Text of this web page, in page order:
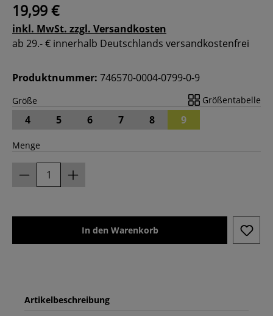
19,99 €
inkl. MwSt. zzgl. Versandkosten
ab 29.- € innerhalb Deutschlands versandkostenfrei
Produktnummer: 746570-0004-0799-0-9
Größe Größentabelle
4 5 6 7 8 9
Menge
In den Warenkorb
Artikelbeschreibung